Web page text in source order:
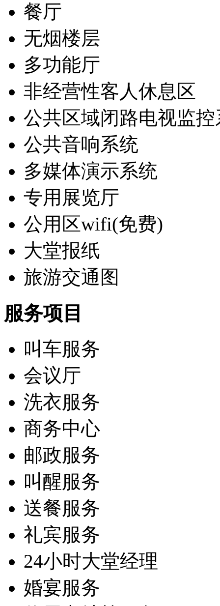
餐厅
无烟楼层
多功能厅
非经营性客人休息区
公共区域闭路电视监控
公共音响系统
多媒体演示系统
专用展览厅
公用区wifi(免费)
大堂报纸
旅游交通图
服务项目
叫车服务
会议厅
洗衣服务
商务中心
邮政服务
叫醒服务
送餐服务
礼宾服务
24小时大堂经理
婚宴服务